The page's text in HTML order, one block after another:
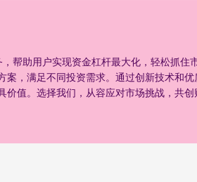
帮助用户实现资金杠杆最大化，轻松抓住
，满足不同投资需求。通过创新技术和优
值。选择我们，从容应对市场挑战，共